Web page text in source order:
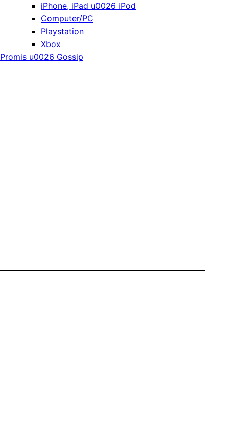
iPhone, iPad u0026 iPod
Computer/PC
Playstation
Xbox
Promis u0026 Gossip